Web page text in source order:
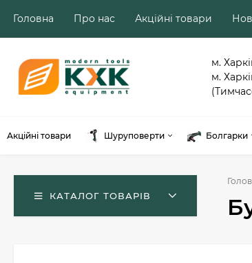
Головна Про нас Акційні товари
м.
м.
Акційні товари Шуруповерти Болгарки
КАТАЛОГ ТОВАРІВ